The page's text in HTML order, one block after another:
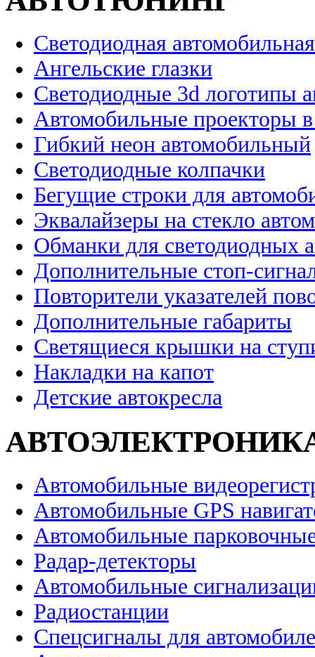
Светодиодная
Ангельские глазки
Светодиодные 3d логотипы
Автомобильные проекторы
Гибкий неон автомобильный
Светодиодные колпачки
Бегущие строки для
Эквалайзеры на стекло
Обманки для светодиодных
Дополнительные стоп-
Повторители указателей
Дополнительные габариты
Светящиеся крышки на
Накладки на капот
Детские автокресла
Автомобильные
Автомобильные GPS
Автомобильные
Радар-детекторы
Автомобильные
Радиостанции
Спецсигналы для